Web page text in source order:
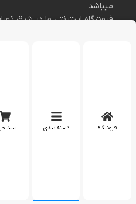
میباشد
فروشگاه اینترنتی ما در شرق
فروشگاه دسته بندی سبد